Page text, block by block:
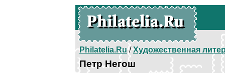
Philatelia.Ru/Художественная
Петр Негош